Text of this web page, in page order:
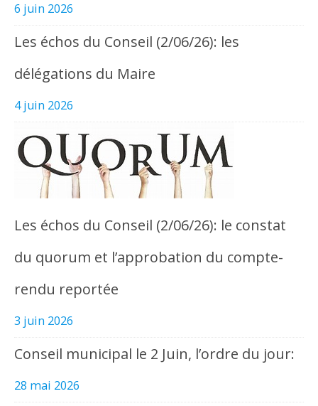
6 juin 2026
Les échos du Conseil (2/06/26): les
délégations du Maire
4 juin 2026
Les échos du Conseil (2/06/26): le constat
du quorum et l’approbation du compte-
rendu reportée
3 juin 2026
Conseil municipal le 2 Juin, l’ordre du jour:
28 mai 2026